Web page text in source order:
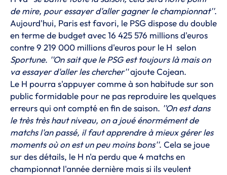
de mire, pour essayer d'aller gagner le championnat''.
Aujourd'hui, Paris est favori, le PSG dispose du double
en terme de budget avec 16 425 576 millions d'euros
contre 9 219 000 millions d'euros pour le H selon
Sportune. ''On sait que le PSG est toujours là mais on
va essayer d'aller les chercher''ajoute Cojean.
Le H pourra s'appuyer comme à son habitude sur son
public formidable pour ne pas reproduire les quelques
erreurs qui ont compté en fin de saison. ''On est dans
le très très haut niveau, on a joué énormément de
matchs l'an passé, il faut apprendre à mieux gérer les
moments où on est un peu moins bons''. Cela se joue
sur des détails, le H n'a perdu que 4 matchs en
championnat l'année dernière mais si ils veulent